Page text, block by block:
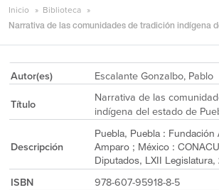
Inicio Biblioteca
Narrativa de las comunidades de tradición indígena
Autor(es) Escalante Gonzalbo, Pablo
Título
Narrativa de las
indígena del estado de
Descripción
Puebla, Puebla :
Amparo ; México :
Diputados, LXII
ISBN
978-607-95918-8-5